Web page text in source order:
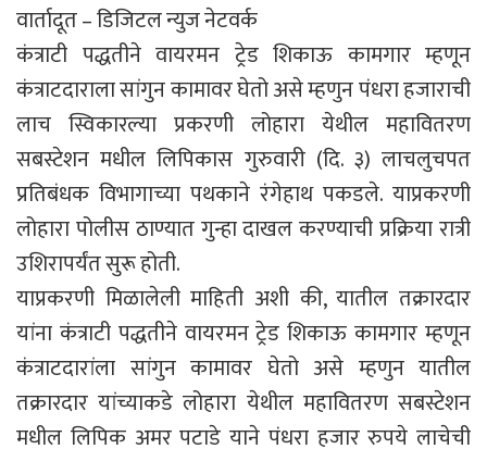
वार्तादूत – डिजिटल न्युज नेटवर्क
कंत्राटी पद्धतीने वायरमन ट्रेड शिकाऊ कामगार म्हणून
कंत्राटदाराला सांगुन कामावर घेतो असे म्हणुन पंधरा हजाराची
लाच स्विकारल्या प्रकरणी लोहारा येथील महावितरण
सबस्टेशन मधील लिपिकास गुरुवारी (दि. ३) लाचलुचपत
प्रतिबंधक विभागाच्या पथकाने रंगेहाथ पकडले. याप्रकरणी
लोहारा पोलीस ठाण्यात गुन्हा दाखल करण्याची प्रक्रिया रात्री
उशिरापर्यंत सुरू होती.
याप्रकरणी मिळालेली माहिती अशी की, यातील तक्रारदार
यांना कंत्राटी पद्धतीने वायरमन ट्रेड शिकाऊ कामगार म्हणून
कंत्राटदारांला सांगुन कामावर घेतो असे म्हणुन यातील
तक्रारदार यांच्याकडे लोहारा येथील महावितरण सबस्टेशन
मधील लिपिक अमर पटाडे याने पंधरा हजार रुपये लाचेची